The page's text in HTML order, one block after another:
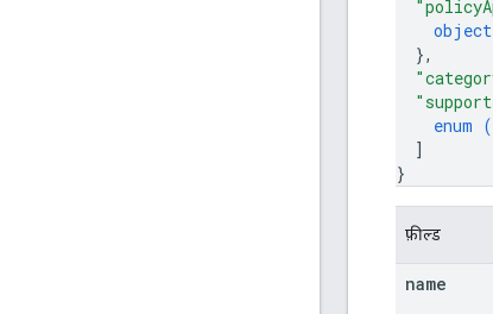
},
enum (
]
}
फ़ील्ड
name